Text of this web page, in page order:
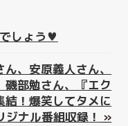
しょう♥︎
、安原義人さん、
部勉さん、『エク
！爆笑してタメに
ナル番組収録！ »